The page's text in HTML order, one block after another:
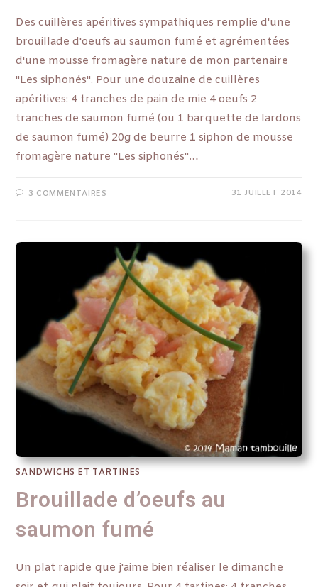
Des cuillères apéritives sympathiques remplie d'une
brouillade d'oeufs au saumon fumé et agrémentées
d'une mousse fromagère nature de mon partenaire
"Les siphonés". Pour une douzaine de cuillères
apéritives: 4 tranches de pain de mie 4 oeufs 2
tranches de saumon fumé (ou 1 barquette de lardons
de saumon fumé) 20g de beurre 1 siphon de mousse
fromagère nature "Les siphonés"…
3 COMMENTAIRES 31 JUILLET 2014
SANDWICHS ET TARTINES
Brouillade d’oeufs au
saumon fumé
Un plat rapide que j'aime bien réaliser le dimanche